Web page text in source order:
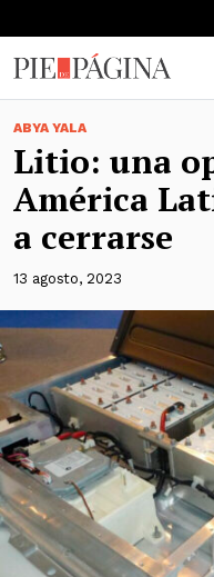
ABYA YALA
Litio: una
América
a cerrarse
13 agosto, 2023